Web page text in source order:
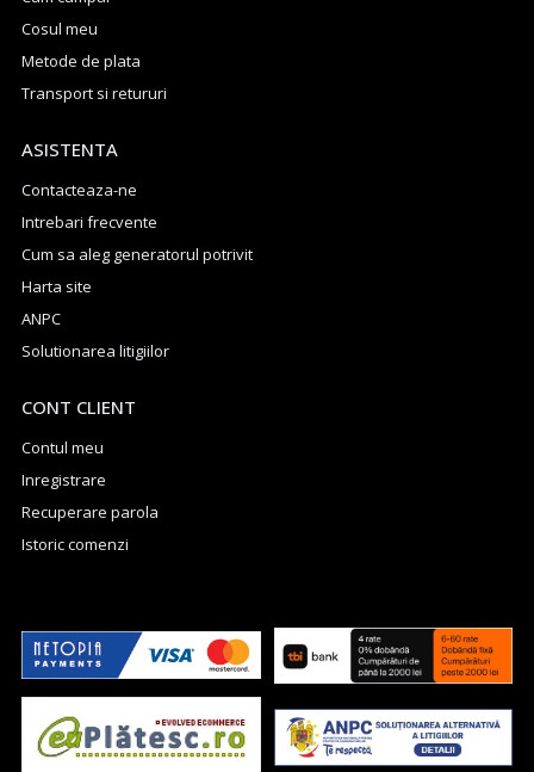
Cosul meu
Metode de plata
Transport si retururi
ASISTENTA
Contacteaza-ne
Intrebari frecvente
Cum sa aleg generatorul potrivit
Harta site
ANPC
Solutionarea litigiilor
CONT CLIENT
Contul meu
Inregistrare
Recuperare parola
Istoric comenzi